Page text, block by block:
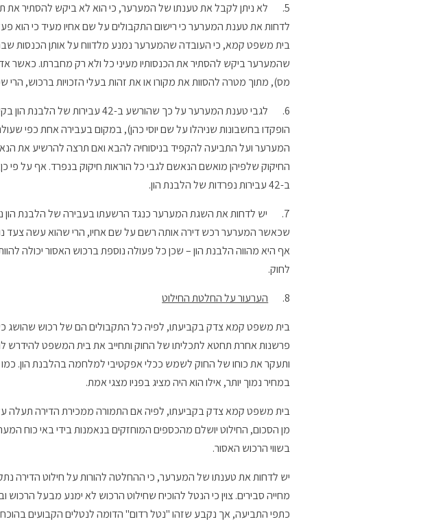
5.
לא ניתן לקבל את טענתו של המערער, כי הוא לא ביקש להסתיר את
לדחות את טענת המערער כי רישום התקבולים על שם אחיו מעיד כי הוא
בית משפט קמא, כי העובדה שהמערער נמנע מלדווח על אותן הכנסות
שהמערער ביקש להסתיר את הכנסותיו מעיני כל ולא רק מחברתו. כאשר
מס), מתוך מטרה להסוות את מקורו או את זהות בעלי הזכויות ברכוש, הרי
6.
הופקדו בחשבונות שניהלו על שם יוסי כהן), במקום בעבירה אחת כפי
המערער ועל התביעה להקפיד בניסוחיה להבא ואם תרצה להרשיע את
החיקוק שלפיהן מואשם הנאשם לגבי כל הוראות חיקוק בנפרד. אף על
ב-42 עבירות נפרדות של הלבנת הון.
7.
יש לדחות את השגת המערער כנגד הרשעתו בעבירה של הלבנת הון
שכאשר המערער רכש דירה אותה רשם על שם אחיו, הרי שהוא עשה צעד
לחוק.
8.
הערעור על החלטת החילוט
פרשנות אחרת תחטא לתכליתו של החוק ותחייב את בית המשפט להידרש
ותעקר את כוחו של החוק לשמש ככלי אפקטיבי למלחמה בהלבנת הון. כמו
במחיר נמוך יותר, אילו הוא היה מציג בפניו מצגי אמת.
בית משפט קמא צדק בקביעתו, לפיה אם התמורה ממכירת הדירה תעלה
מן הסכום, החילוט יושלם מהכספים המוחזקים בנאמנות בידי באי כוח
בשווי הרכוש האסור.
יש לדחות את טענתו של המערער, כי ההחלטה להורות על חילוט הדירה
מחייה סבירים. צוין כי הנטל להוכיח שחילוט הרכוש לא ימנע מבעל
כתפי התביעה, אך נקבע שזהו "נטל רדום" הדומה לנטלים הקבועים